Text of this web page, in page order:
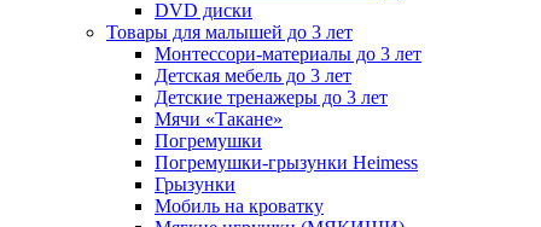
DVD диски
Товары для малышей до 3 лет
Монтессори-материалы до 3 лет
Детская мебель до 3 лет
Детские тренажеры до 3 лет
Мячи «Такане»
Погремушки
Погремушки-грызунки Heimess
Грызунки
Мобиль на кроватку